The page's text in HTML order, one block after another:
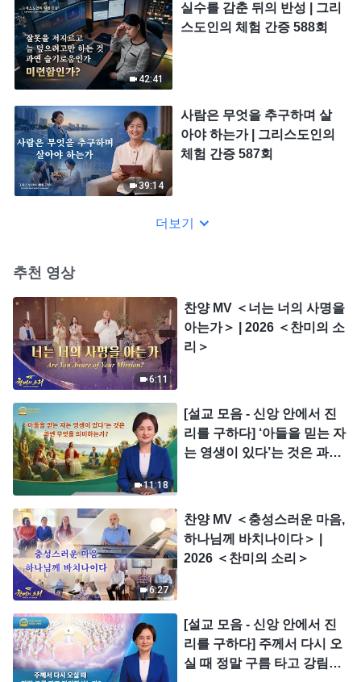
42:41
실수를 감춘 뒤의 반성 | 그리
스도인의 체험 간증 588회
39:14
사람은 무엇을 추구하며 살
아야 하는가 | 그리스도인의
체험 간증 587회
더보기
추천 영상
6:11
찬양 MV ＜너는 너의 사명을
아는가＞ | 2026 ＜찬미의 소
리＞
11:18
[설교 모음 - 신앙 안에서 진
리를 구하다] ‘아들을 믿는 자
는 영생이 있다’는 것은 과연
6:27
찬양 MV ＜충성스러운 마음,
하나님께 바치나이다＞ |
2026 ＜찬미의 소리＞
[설교 모음 - 신앙 안에서 진
리를 구하다] 주께서 다시 오
실 때 정말 구름 타고 강림하